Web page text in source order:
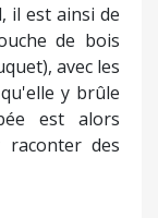
il est ainsi de
de bois
avec les
y brûle
est alors
raconter des